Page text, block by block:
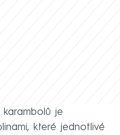
je
které jednotlivé